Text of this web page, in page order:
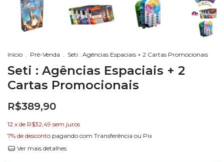
Início . Pré-Venda . Seti : Agências Espaciais + 2 Cartas Promocionais
Seti : Agências Espaciais + 2
Cartas Promocionais
R$389,90
12 x de R$32,49 sem juros
7% de desconto pagando com Transferência ou Pix
Ver mais detalhes